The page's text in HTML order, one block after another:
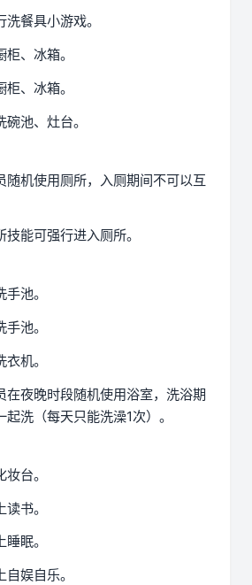
餐具小游戏。
、冰箱。
、冰箱。
池、灶台。
随机使用厕所，入厕期间不可以互
技能可强行进入厕所。
池。
池。
机。
在夜晚时段随机使用浴室，洗浴期
起洗（每天只能洗澡1次）。
台。
书。
眠。
娱自乐。